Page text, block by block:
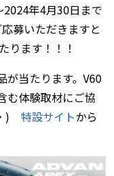
年4月30日まで
募いただきますと
ります！！！
が当たります。V60
む体験取材にご協
) 特設サイトから